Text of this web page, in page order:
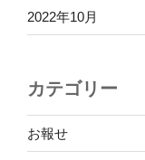
2022年10月
カテゴリー
お報せ